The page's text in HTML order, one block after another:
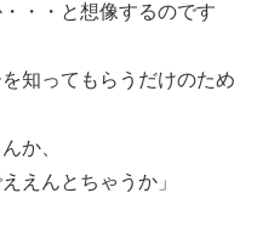
・・と想像するのです
知ってもらうだけのため
か、
えんとちゃうか」